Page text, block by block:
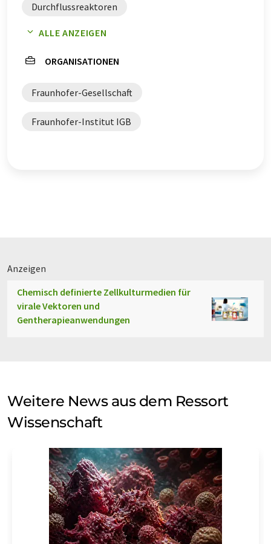
Durchflussreaktoren
Medikamentenherstellung
Photokatalysatoren
ALLE ANZEIGEN
ORGANISATIONEN
Fraunhofer-Gesellschaft
Fraunhofer-Institut IGB
Anzeigen
Chemisch definierte Zellkulturmedien für
virale Vektoren und
Gentherapieanwendungen
Weitere News aus dem Ressort
Wissenschaft